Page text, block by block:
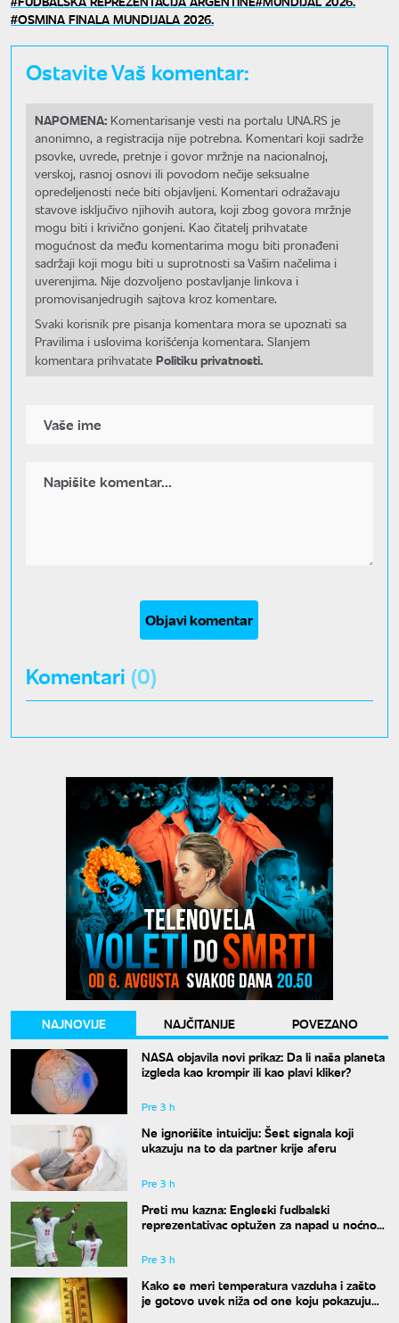
OSMINA FINALA MUNDIJALA 2026.
Ostavite Vaš komentar:
NAPOMENA: Komentarisanje vesti na portalu UNA.RS je
anonimno, a registracija nije potrebna. Komentari koji sadrže
psovke, uvrede, pretnje i govor mržnje na nacionalnoj,
verskoj, rasnoj osnovi ili povodom nečije seksualne
opredeljenosti neće biti objavljeni. Komentari odražavaju
stavove isključivo njihovih autora, koji zbog govora mržnje
mogu biti i krivično gonjeni. Kao čitatelj prihvatate
mogućnost da među komentarima mogu biti pronađeni
sadržaji koji mogu biti u suprotnosti sa Vašim načelima i
uverenjima. Nije dozvoljeno postavljanje linkova i
promovisanjedrugih sajtova kroz komentare.
Svaki korisnik pre pisanja komentara mora se upoznati sa
Pravilima i uslovima korišćenja komentara. Slanjem
komentara prihvatate Politiku privatnosti.
Objavi komentar
Komentari (0)
NAJNOVIJE NAJČITANIJE
POVEZANO
NASA objavila novi prikaz: Da li naša planeta
izgleda kao krompir ili kao plavi kliker?
Pre 3 h
Ne ignorišite intuiciju: Šest signala koji
ukazuju na to da partner krije aferu
Pre 3 h
Preti mu kazna: Engleski fudbalski
reprezentativac optužen za napad u noćnom
Pre 3 h
Kako se meri temperatura vazduha i zašto
je gotovo uvek niža od one koju pokazuju